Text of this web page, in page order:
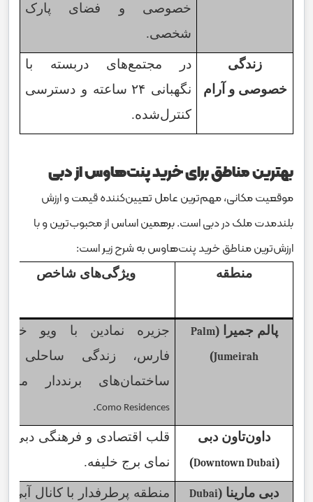
خصوصی و فضای پارک
شخصی.
زندگی
خصوصی و آرام
در مجتمع‌های دربسته با
نگهبانی ۲۴ ساعته و دسترسی
کنترل‌شده.
بهترین مناطق برای خرید پنت‌هاوس از دبی
موقعیت مکانی، مهم‌ترین عامل تعیین‌کننده‌ قیمت و ارزش
بلندمدت ملک در دبی است. برهمین اساس از محبوب‌ترین و با
ارزش‌ترین مناطق خرید پنت‌هاوس به شرح زیر است:
منطقه ویژگی‌های شاخص
پالم جمیرا (Palm
Jumeirah
)
جزیره نمادین با ویو خلیج
فارس، زندگی ساحلی و
ساختمان‌های برنددار مانند
Como Residences
.
داون‌تاون دبی
(
Downtown Dubai
)
قلب اقتصادی و فرهنگی دبی با
نمای برج خلیفه.
دبی مارینا (Dubai
منطقه پرطرفدار با کانال آبی و